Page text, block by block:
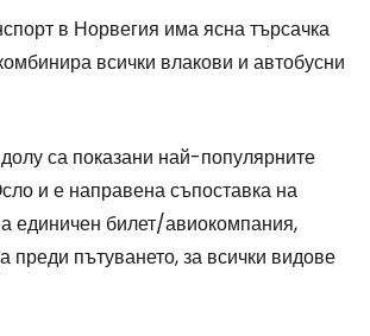
в Норвегия има ясна търсачка
всички влакови и автобусни
са показани най-популярните
и е направена съпоставка на
единичен билет/авиокомпания,
преди пътуването, за всички видове